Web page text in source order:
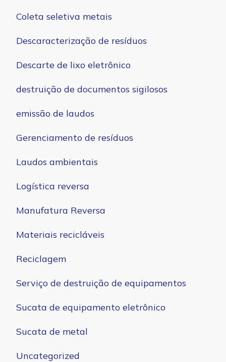
Coleta seletiva metais
Descaracterização de resíduos
Descarte de lixo eletrônico
destruição de documentos sigilosos
emissão de laudos
Gerenciamento de resíduos
Laudos ambientais
Logística reversa
Manufatura Reversa
Materiais recicláveis
Reciclagem
Serviço de destruição de equipamentos
Sucata de equipamento eletrônico
Sucata de metal
Uncategorized